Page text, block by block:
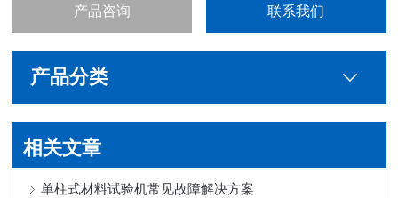
产品咨询 联系我们
产品分类
相关文章
单柱式材料试验机常见故障解决方案